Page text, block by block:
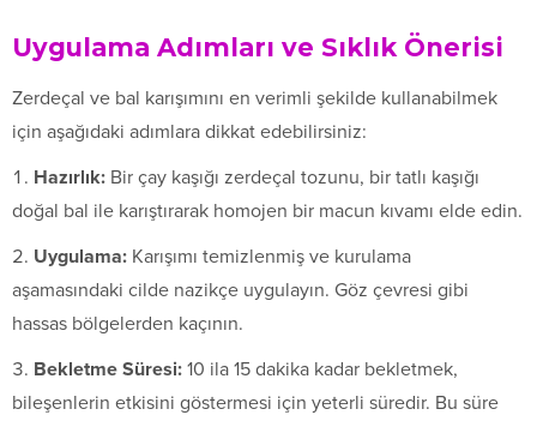
Uygulama Adımları ve Sıklık Önerisi
Zerdeçal ve bal karışımını en verimli şekilde kullanabilmek
için aşağıdaki adımlara dikkat edebilirsiniz:
Hazırlık: Bir çay kaşığı zerdeçal tozunu, bir tatlı kaşığı
doğal bal ile karıştırarak homojen bir macun kıvamı elde edin.
Uygulama: Karışımı temizlenmiş ve kurulama
aşamasındaki cilde nazikçe uygulayın. Göz çevresi gibi
hassas bölgelerden kaçının.
Bekletme Süresi: 10 ila 15 dakika kadar bekletmek,
bileşenlerin etkisini göstermesi için yeterli süredir. Bu süre